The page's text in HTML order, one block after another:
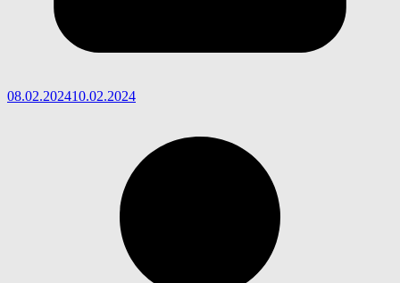
08.02.202410.02.2024